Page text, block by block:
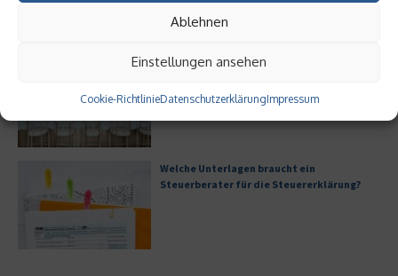
Ablehnen
Einstellungen ansehen
Cookie-RichtlinieDatenschutzerklärungImpressum
Digitale Transformation in kleinen
Welche Unterlagen braucht ein
Steuerberater für die Steuererklärung?